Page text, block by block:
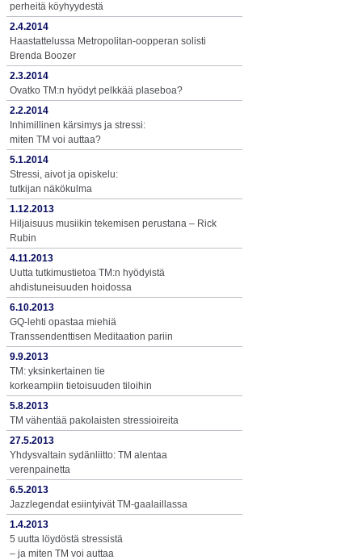
perheitä köyhyydestä
2.4.2014
Haastattelussa Metropolitan-oopperan solisti
Brenda Boozer
2.3.2014
Ovatko TM:n hyödyt pelkkää plaseboa?
2.2.2014
Inhimillinen kärsimys ja stressi:
miten TM voi auttaa?
5.1.2014
Stressi, aivot ja opiskelu:
tutkijan näkökulma
1.12.2013
Hiljaisuus musiikin tekemisen perustana – Rick
Rubin
4.11.2013
Uutta tutkimustietoa TM:n hyödyistä
ahdistuneisuuden hoidossa
6.10.2013
GQ-lehti opastaa miehiä
Transsendenttisen Meditaation pariin
9.9.2013
TM: yksinkertainen tie
korkeampiin tietoisuuden tiloihin
5.8.2013
TM vähentää pakolaisten stressioireita
27.5.2013
Yhdysvaltain sydänliitto: TM alentaa
verenpainetta
6.5.2013
Jazzlegendat esiintyivät TM-gaalaillassa
1.4.2013
5 uutta löydöstä stressistä
– ja miten TM voi auttaa